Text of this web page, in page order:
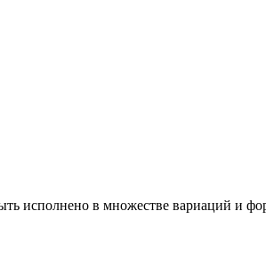
исполнено в множестве вариаций и